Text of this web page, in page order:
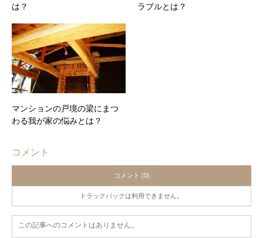
は？
ラブルとは？
マンションの戸境の梁にまつ
わる我が家の悩みとは？
コメント
コメント (0)
トラックバックは利用できません。
この記事へのコメントはありません。